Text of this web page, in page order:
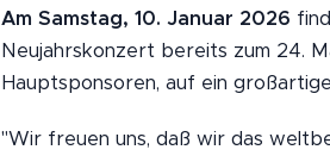
Am Samstag, 10. Januar 2026
Neujahrskonzert bereits zum 24.
Hauptsponsoren, auf ein
"Wir freuen uns, daß wir das